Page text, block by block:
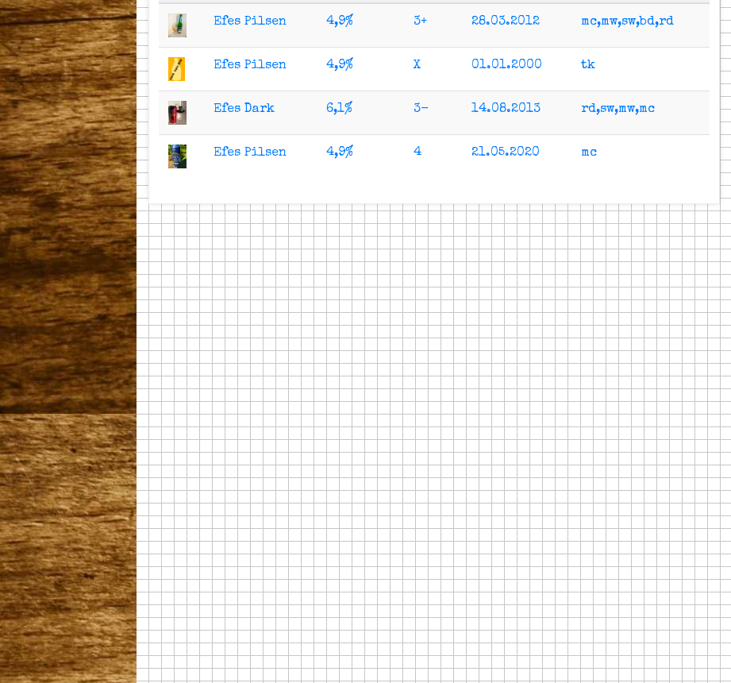
Efes Pilsen 4,9% 3+ 28.03.2012 mc,mw,sw,bd,rd
Efes Pilsen 4,9% X 01.01.2000 tk
Efes Dark 6,1% 3- 14.08.2013 rd,sw,mw,mc
Efes Pilsen 4,9% 4 21.05.2020 mc